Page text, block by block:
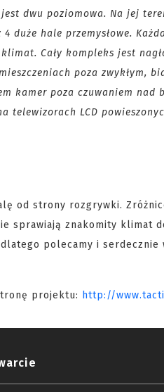
dwu poziomowa. Na jej
hale przemysłowe.
Cały kompleks jest
poza zwykłym,
kamer poza czuwaniem nad
telewizorach LCD
od strony rozgrywki.
sprawiają znakomity klimat
polecamy i
projektu: http://